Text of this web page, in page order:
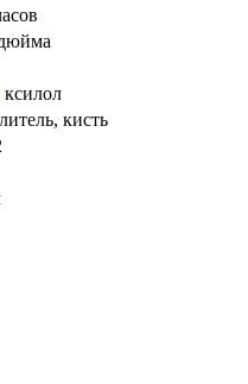
ксилол
кисть